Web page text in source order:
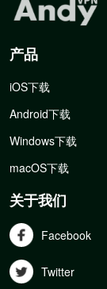
产品
iOS下载
Android下载
Windows下载
macOS下载
关于我们
Facebook
Twitter